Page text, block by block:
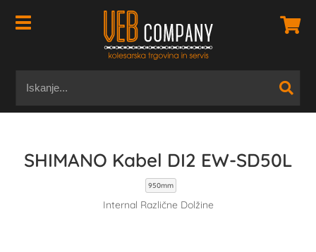
SHIMANO Kabel DI2 EW-SD50L
950mm
Internal Različne Dolžine